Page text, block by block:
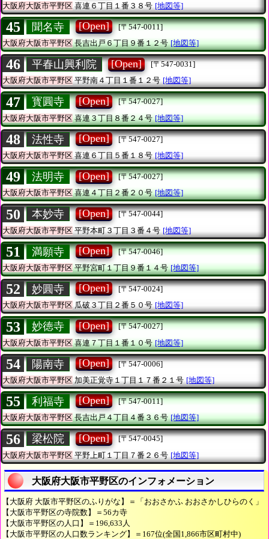
大阪府大阪市平野区 喜連６丁目１番３８号 [地図等]
45 聞名寺 [Open]
[〒547-0011]
大阪府大阪市平野区長吉出戸６丁目９番１２号 [地図等]
46 平春山興利院 [Open]
[〒547-0031]
大阪府大阪市平野区平野南４丁目１番１２号 [地図等]
47 寳圓寺 [Open]
[〒547-0027]
大阪府大阪市平野区喜連３丁目８番２４号 [地図等]
48 法性寺 [Open]
[〒547-0027]
大阪府大阪市平野区喜連６丁目５番１８号 [地図等]
49 法明寺 [Open]
[〒547-0027]
大阪府大阪市平野区喜連４丁目２番２０号 [地図等]
50 本妙寺 [Open]
[〒547-0044]
大阪府大阪市平野区 平野本町３丁目３番４号 [地図等]
51 満願寺 [Open]
[〒547-0046]
大阪府大阪市平野区平野宮町１丁目９番１４号 [地図等]
52 妙圓寺 [Open]
[〒547-0024]
大阪府大阪市平野区瓜破３丁目２番５０号 [地図等]
53 妙徳寺 [Open]
[〒547-0027]
大阪府大阪市平野区喜連７丁目１番１０号 [地図等]
54 陽南寺 [Open]
[〒547-0006]
大阪府大阪市平野区加美正覚寺１丁目１７番２１号 [地図等]
55 利福寺 [Open]
[〒547-0011]
大阪府大阪市平野区長吉出戸４丁目４番３６号 [地図等]
56 梁松院 [Open]
[〒547-0045]
大阪府大阪市平野区 平野上町１丁目７番２６号 [地図等]
大阪府大阪市平野区のインフォメーション
【大阪府 大阪市平野区のふりがな】＝「おおさかふ おおさかしひらのく」
【大阪市平野区の寺院数】＝56カ寺
【大阪市平野区の人口】＝196,633人
【大阪市平野区の人口数ランキング】＝167位(全国1,866市区町村中)